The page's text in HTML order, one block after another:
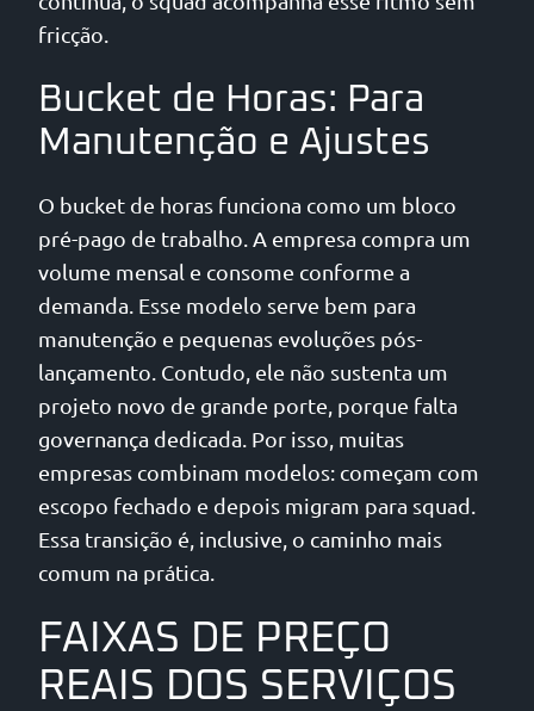
fricção.
Bucket de Horas: Para
Manutenção e Ajustes
O bucket de horas funciona como um bloco
pré-pago de trabalho. A empresa compra um
volume mensal e consome conforme a
demanda. Esse modelo serve bem para
manutenção e pequenas evoluções pós-
lançamento. Contudo, ele não sustenta um
projeto novo de grande porte, porque falta
governança dedicada. Por isso, muitas
empresas combinam modelos: começam com
escopo fechado e depois migram para squad.
Essa transição é, inclusive, o caminho mais
comum na prática.
FAIXAS DE PREÇO
REAIS DOS SERVIÇOS